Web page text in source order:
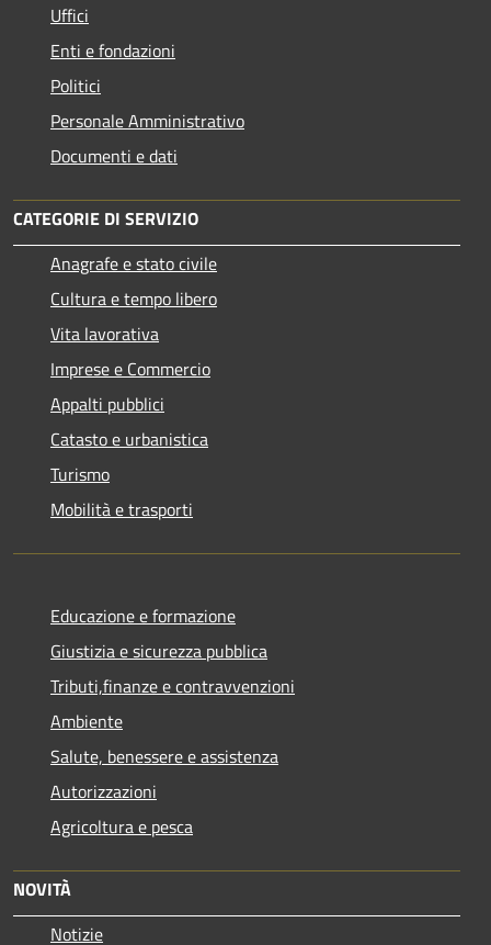
Uffici
Enti e fondazioni
Politici
Personale Amministrativo
Documenti e dati
CATEGORIE DI SERVIZIO
Anagrafe e stato civile
Cultura e tempo libero
Vita lavorativa
Imprese e Commercio
Appalti pubblici
Catasto e urbanistica
Turismo
Mobilità e trasporti
Educazione e formazione
Giustizia e sicurezza pubblica
Tributi,finanze e contravvenzioni
Ambiente
Salute, benessere e assistenza
Autorizzazioni
Agricoltura e pesca
NOVITÀ
Notizie